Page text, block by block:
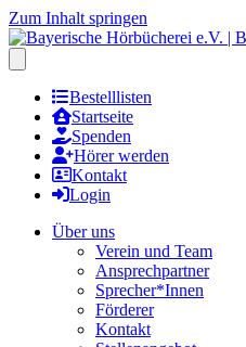
Zum Inhalt springen
Bestelllisten
Startseite
Spenden
Hörer werden
Kontakt
Login
Über uns
Verein und Team
Ansprechpartner
Sprecher*Innen
Förderer
Kontakt